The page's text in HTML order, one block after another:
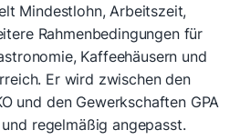
Mindestlohn, Arbeitszeit,
Rahmenbedingungen für
Kaffeehäusern und
Er wird zwischen den
und den Gewerkschaften GPA
regelmäßig angepasst.